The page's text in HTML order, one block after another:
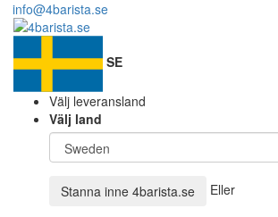
info@4barista.se
SE
Välj leveransland
Välj land
Stanna inne 4barista.se Eller